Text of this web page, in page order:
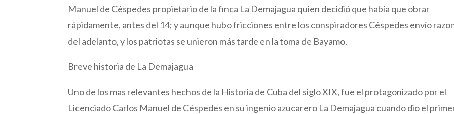
Manuel de Céspedes propietario de la finca La Demajagua quien decidió que había que obrar
rápidamente, antes del 14; y aunque hubo fricciones entre los conspiradores Céspedes envío
del adelanto, y los patriotas se unieron más tarde en la toma de Bayamo.
Breve historia de La Demajagua
Uno de los mas relevantes hechos de la Historia de Cuba del siglo XIX, fue el protagonizado por el
Licenciado Carlos Manuel de Céspedes en su ingenio azucarero La Demajagua cuando dio el